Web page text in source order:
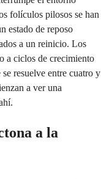
folículos pilosos se han
estado de reposo
a un reinicio. Los
a ciclos de crecimiento
resuelve entre cuatro y
a ver una
a la